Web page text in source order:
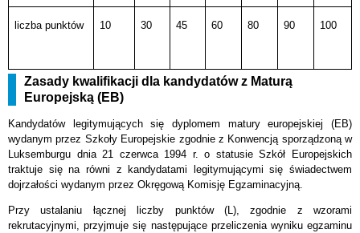
liczba punktów 10 30 45 60 80 90 100
Zasady kwalifikacji dla kandydatów z Maturą
Europejską (EB)
Kandydatów legitymujących się dyplomem matury europejskiej (EB)
wydanym przez Szkoły Europejskie zgodnie z Konwencją sporządzoną w
Luksemburgu dnia 21 czerwca 1994 r. o statusie Szkół Europejskich
traktuje się na równi z kandydatami legitymującymi się świadectwem
dojrzałości wydanym przez Okręgową Komisję Egzaminacyjną.
Przy ustalaniu łącznej liczby punktów (L), zgodnie z wzorami
rekrutacyjnymi, przyjmuje się następujące przeliczenia wyniku egzaminu